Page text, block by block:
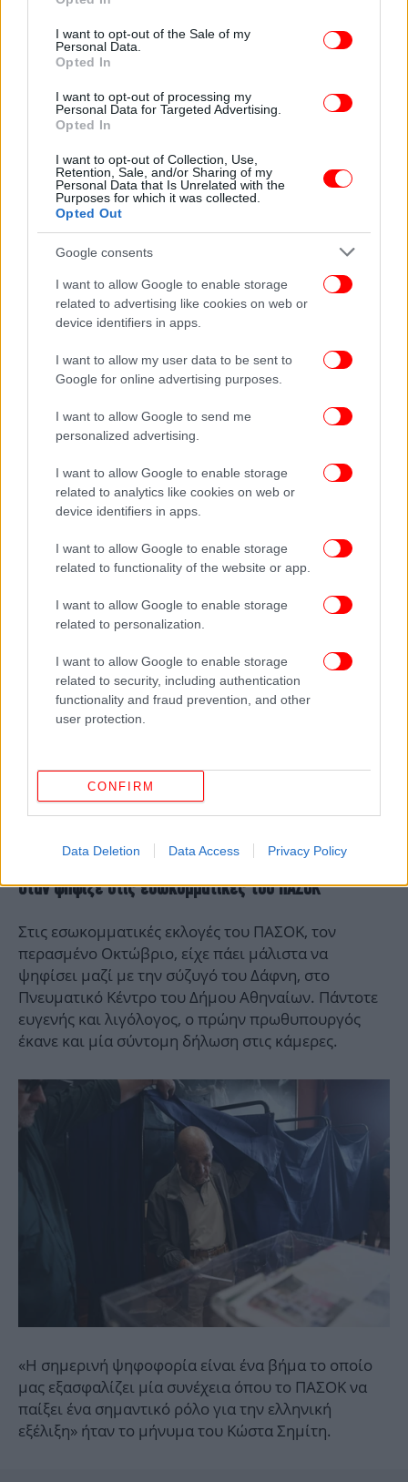
use your data for below specified purposes in below Google
consent section.
I want to opt-out of the Sale of my
Personal Data.
Opted In
I want to opt-out of processing my
Personal Data for Targeted Advertising.
Opted In
I want to opt-out of Collection, Use,
Retention, Sale, and/or Sharing of my
Personal Data that Is Unrelated with the
Purposes for which it was collected.
Opted Out
Google consents
I want to allow Google to enable storage
related to advertising like cookies on web or
device identifiers in apps.
I want to allow my user data to be sent to
Google for online advertising purposes.
I want to allow Google to send me
personalized advertising.
I want to allow Google to enable storage
related to analytics like cookies on web or
device identifiers in apps.
I want to allow Google to enable storage
related to functionality of the website or app.
I want to allow Google to enable storage
related to personalization.
I want to allow Google to enable storage
related to security, including authentication
functionality and fraud prevention, and other
user protection.
CONFIRM
Data Deletion Data Access Privacy Policy
Όταν ψήφιζε στις εσωκομματικές του ΠΑΣΟΚ
Στις εσωκομματικές εκλογές του ΠΑΣΟΚ, τον
περασμένο Οκτώβριο, είχε πάει μάλιστα να
ψηφίσει μαζί με την σύζυγό του Δάφνη, στο
Πνευματικό Κέντρο του Δήμου Αθηναίων. Πάντοτε
ευγενής και λιγόλογος, ο πρώην πρωθυπουργός
έκανε και μία σύντομη δήλωση στις κάμερες.
«Η σημερινή ψηφοφορία είναι ένα βήμα το οποίο
μας εξασφαλίζει μία συνέχεια όπου το ΠΑΣΟΚ να
παίξει ένα σημαντικό ρόλο για την ελληνική
εξέλιξη» ήταν το μήνυμα του Κώστα Σημίτη.